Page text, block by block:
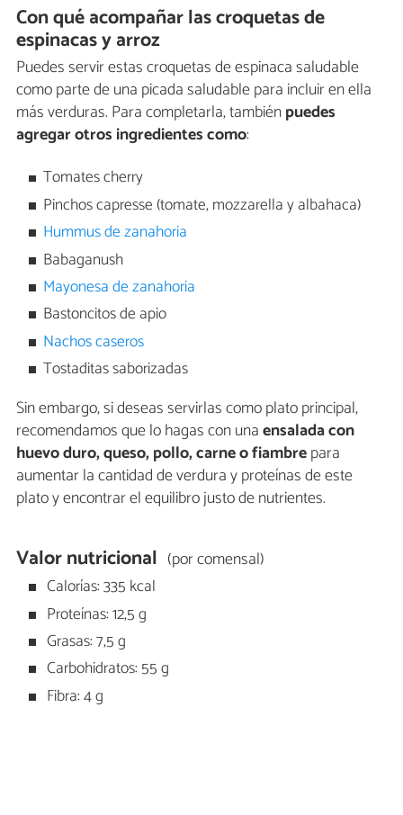
Con qué acompañar las croquetas de
espinacas y arroz
Puedes servir estas croquetas de espinaca saludable
como parte de una picada saludable para incluir en ella
más verduras. Para completarla, tambiénpuedes
agregar otros ingredientes como:
Tomates cherry
Pinchos capresse (tomate, mozzarella y albahaca)
Hummus de zanahoria
Babaganush
Mayonesa de zanahoria
Bastoncitos de apio
Nachos caseros
Tostaditas saborizadas
Sin embargo, si deseas servirlas como plato principal,
recomendamos que lo hagas con unaensalada con
huevo duro, queso, pollo, carne o fiambrepara
aumentar la cantidad de verdura y proteínas de este
plato y encontrar el equilibro justo de nutrientes.
Valor nutricional (por comensal)
Calorías: 335 kcal
Proteínas: 12,5 g
Grasas: 7,5 g
Carbohidratos: 55 g
Fibra: 4 g